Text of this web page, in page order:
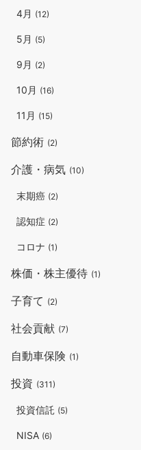
4月 (12)
5月 (5)
9月 (2)
10月 (16)
11月 (15)
節約術 (2)
介護・病気 (10)
末期癌 (2)
認知症 (2)
コロナ (1)
株価・株主優待 (1)
子育て (2)
社会貢献 (7)
自動車保険 (1)
投資 (311)
投資信託 (5)
NISA (6)